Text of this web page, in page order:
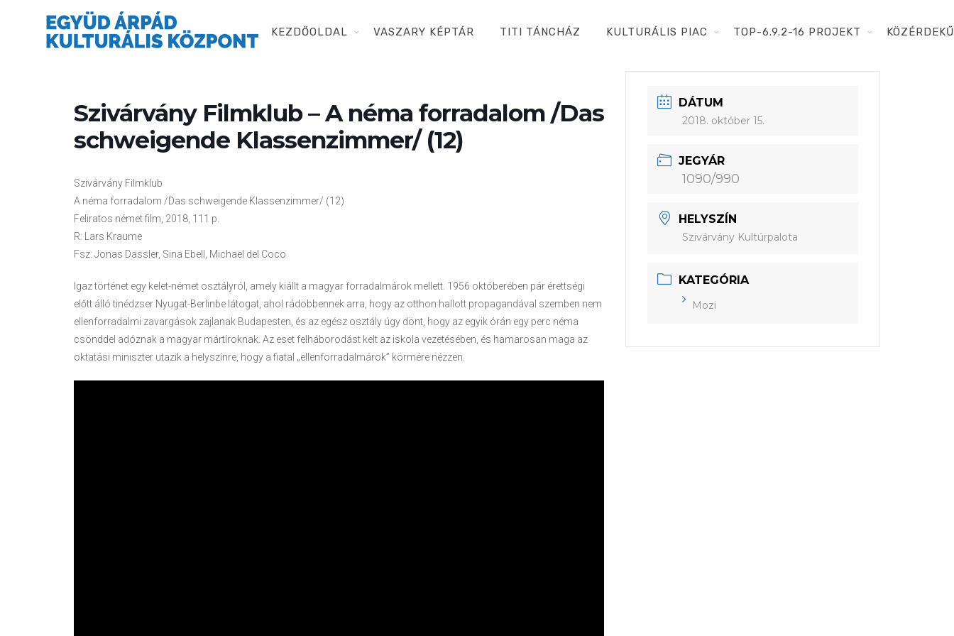
KEZDŐOLDAL VASZARY KÉPTÁR TITI TÁNCHÁZ KULTURÁLIS PIAC TOP-6.9.2-16 PROJEKT
Szivárvány Filmklub – A néma forradalom /Das
schweigende Klassenzimmer/ (12)
Szivárvány Filmklub
A néma forradalom /Das schweigende Klassenzimmer/ (12)
Feliratos német film, 2018, 111 p.
R: Lars Kraume
Fsz: Jonas Dassler, Sina Ebell, Michael del Coco
Igaz történet egy kelet-német osztályról, amely kiállt a magyar forradalmárok mellett. 1956 októberében pár érettségi
előtt álló tinédzser Nyugat-Berlinbe látogat, ahol rádöbbennek arra, hogy az otthon hallott propagandával szemben nem
ellenforradalmi zavargások zajlanak Budapesten, és az egész osztály úgy dönt, hogy az egyik órán egy perc néma
csönddel adóznak a magyar mártíroknak. Az eset felháborodást kelt az iskola vezetésében, és hamarosan maga az
oktatási miniszter utazik a helyszínre, hogy a fiatal „ellenforradalmárok” körmére nézzen.
DÁTUM
2018. október 15.
JEGYÁR
1090/990
HELYSZÍN
Szivárvány Kultúrpalota
KATEGÓRIA
Mozi